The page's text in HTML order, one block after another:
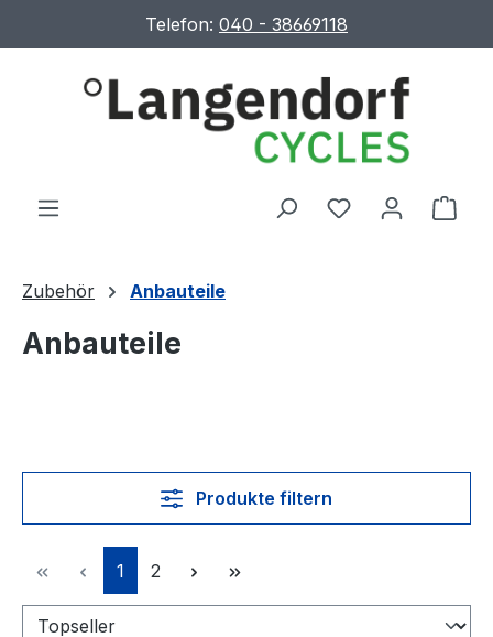
Zum Hauptinhalt springen
Telefon: 040 - 38669118
Du hast 0
Zubehör Anbauteile
Anbauteile
Produkte filtern
Seite
1 Seite
2